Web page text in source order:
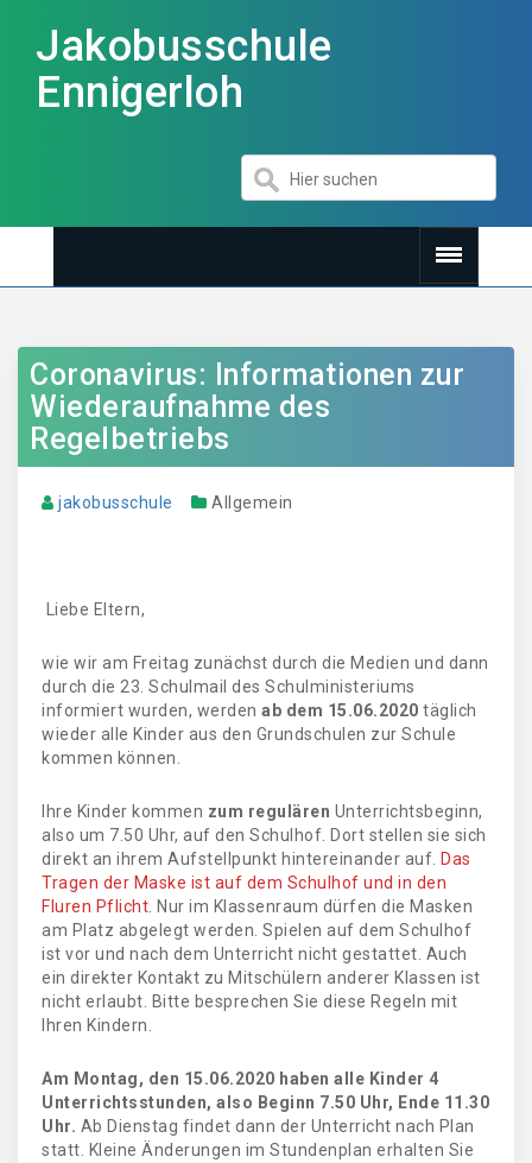
Jakobusschule
Ennigerloh
Coronavirus: Informationen zur
Wiederaufnahme des
Regelbetriebs
jakobusschule Allgemein
Liebe Eltern,
wie wir am Freitag zunächst durch die Medien und dann
durch die 23. Schulmail des Schulministeriums
informiert wurden, werden ab dem 15.06.2020 täglich
wieder alle Kinder aus den Grundschulen zur Schule
kommen können.
Ihre Kinder kommen zum regulären Unterrichtsbeginn,
also um 7.50 Uhr, auf den Schulhof. Dort stellen sie sich
direkt an ihrem Aufstellpunkt hintereinander auf. Das
Tragen der Maske ist auf dem Schulhof und in den
Fluren Pflicht . Nur im Klassenraum dürfen die Masken
am Platz abgelegt werden. Spielen auf dem Schulhof
ist vor und nach dem Unterricht nicht gestattet. Auch
ein direkter Kontakt zu Mitschülern anderer Klassen ist
nicht erlaubt. Bitte besprechen Sie diese Regeln mit
Ihren Kindern.
Am Montag, den 15.06.2020 haben alle Kinder 4
Unterrichtsstunden, also Beginn 7.50 Uhr, Ende 11.30
Uhr. Ab Dienstag findet dann der Unterricht nach Plan
statt. Kleine Änderungen im Stundenplan erhalten Sie